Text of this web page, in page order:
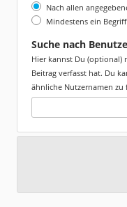
Nach allen
Mindestens ein
Suche nach
Hier kannst Du (optional)
Beitrag verfasst hat. Du
ähnliche Nutzernamen zu